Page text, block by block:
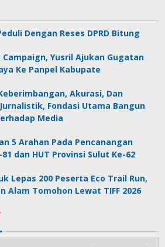
Dengan Reses DPRD Bitung
Yusril Ajukan Gugatan
Ke Panpel Kabupate
Akurasi, Dan
Fondasi Utama Bangun
Media
5 Arahan Pada Pencanangan
dan HUT Provinsi Sulut Ke-62
Lepas 200 Peserta Eco Trail Run,
Alam Tomohon Lewat TIFF 2026